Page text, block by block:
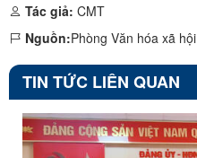
Tác giả: CMT
Nguồn:Phòng Văn hóa xã hội
TIN TỨC LIÊN QUAN